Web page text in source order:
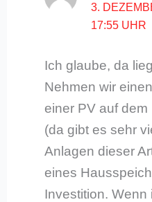
3.
17:55 UHR
Ich glaube, da
Nehmen wir
einer PV auf
(da gibt es sehr
Anlagen dieser
eines
Investition. Wenn